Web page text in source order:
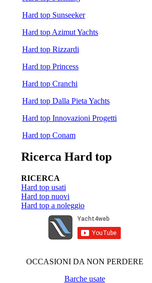
Hard top Sunseeker
Hard top Azimut Yachts
Hard top Rizzardi
Hard top Princess
Hard top Cranchi
Hard top Dalla Pieta Yachts
Hard top Innovazioni Progetti
Hard top Conam
Ricerca Hard top
RICERCA
Hard top usati
Hard top nuovi
Hard top a noleggio
OCCASIONI DA NON PERDERE
Barche usate